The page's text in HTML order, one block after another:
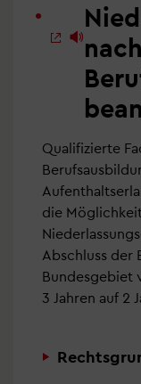
Qualifizierte
die
Abschluss der
Bundesgebiet
3 Jahren auf 2